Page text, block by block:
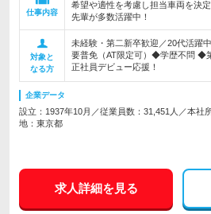
仕事内容
希望や適性を考慮し担当車両を決
先輩が多数活躍中！
対象と
なる方
未経験・第二新卒歓迎／20代活躍
要普免（AT限定可）◆学歴不問 ◆
正社員デビュー応援！
企業データ
設立：1937年10月／従業員数：31,451人／本社
地：東京都
求人詳細を見る